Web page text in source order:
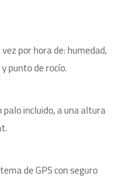
por hora de: humedad,
punto de rocío.
palo incluido, a una altura
de GPS con seguro